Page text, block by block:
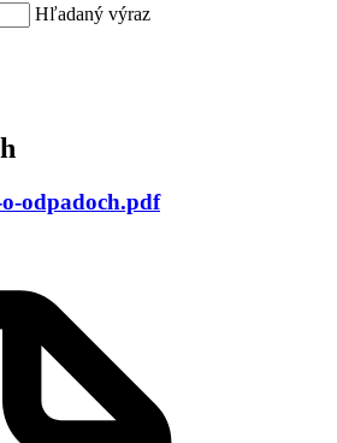
Hľadaný výraz
odpadoch.pdf